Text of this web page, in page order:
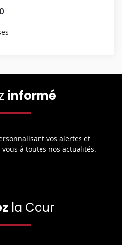
informé
vos alertes et
à toutes nos actualités.
la Cour